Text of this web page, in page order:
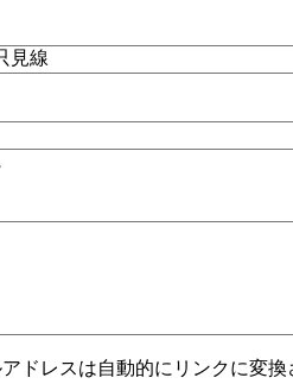
ドレスは自動的にリンクに変換